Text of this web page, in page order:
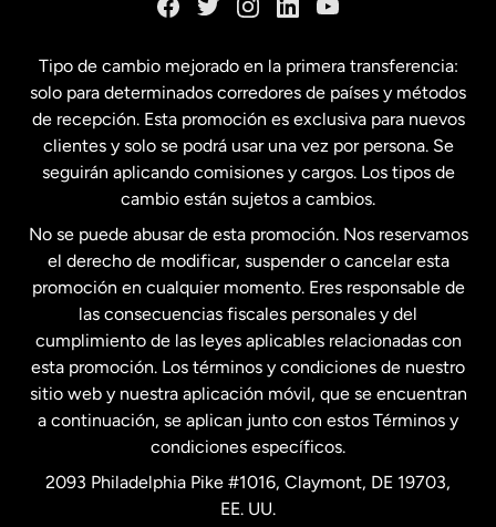
Estados Unidos English
Estados Unidos Español
Francia
Malasia
Nueva Zelanda
Países Bajos
Tipo de cambio mejorado en la primera transferencia:
solo para determinados corredores de países y métodos
de recepción. Esta promoción es exclusiva para nuevos
clientes y solo se podrá usar una vez por persona. Se
seguirán aplicando comisiones y cargos. Los tipos de
cambio están sujetos a cambios.
No se puede abusar de esta promoción. Nos reservamos
el derecho de modificar, suspender o cancelar esta
promoción en cualquier momento. Eres responsable de
las consecuencias fiscales personales y del
cumplimiento de las leyes aplicables relacionadas con
esta promoción. Los términos y condiciones de nuestro
sitio web y nuestra aplicación móvil, que se encuentran
a continuación, se aplican junto con estos Términos y
condiciones específicos.
2093 Philadelphia Pike #1016, Claymont, DE 19703,
EE. UU.